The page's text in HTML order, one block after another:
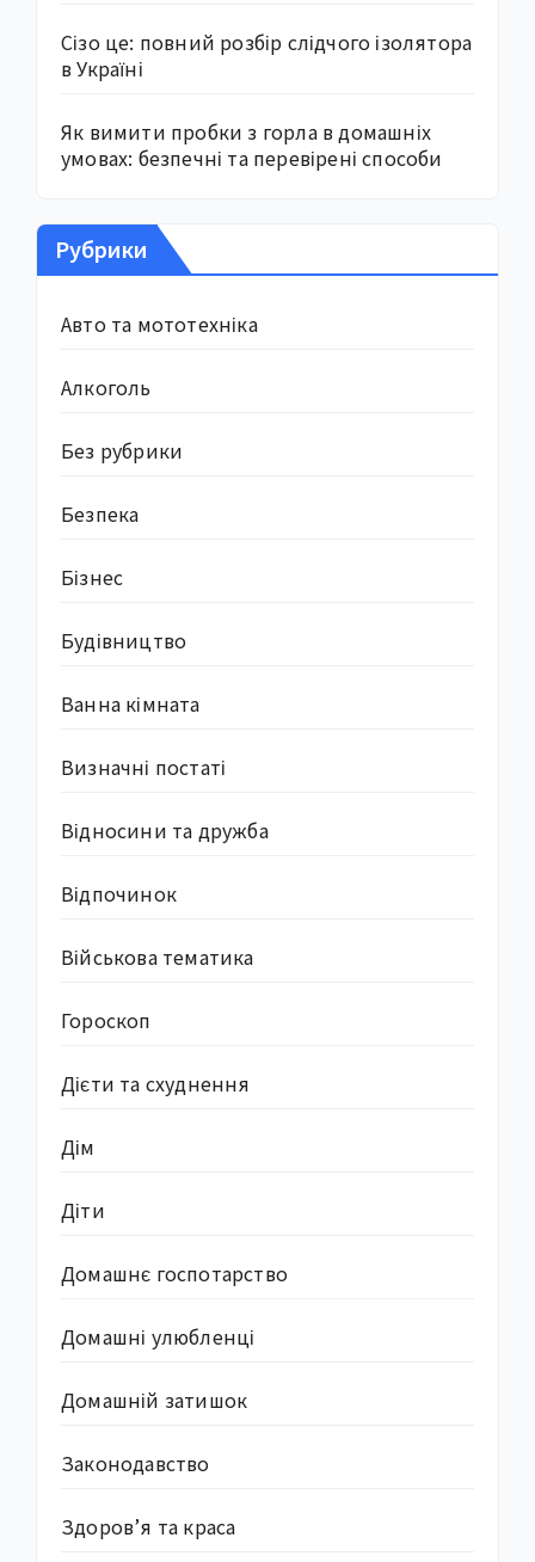
Сізо це: повний розбір слідчого ізолятора
в Україні
Як вимити пробки з горла в домашніх
умовах: безпечні та перевірені способи
Рубрики
Авто та мототехніка
Алкоголь
Без рубрики
Безпека
Бізнес
Будівництво
Ванна кімната
Визначні постаті
Відносини та дружба
Відпочинок
Військова тематика
Гороскоп
Дієти та схуднення
Дім
Діти
Домашнє госпотарство
Домашні улюбленці
Домашній затишок
Законодавство
Здоров’я та краса